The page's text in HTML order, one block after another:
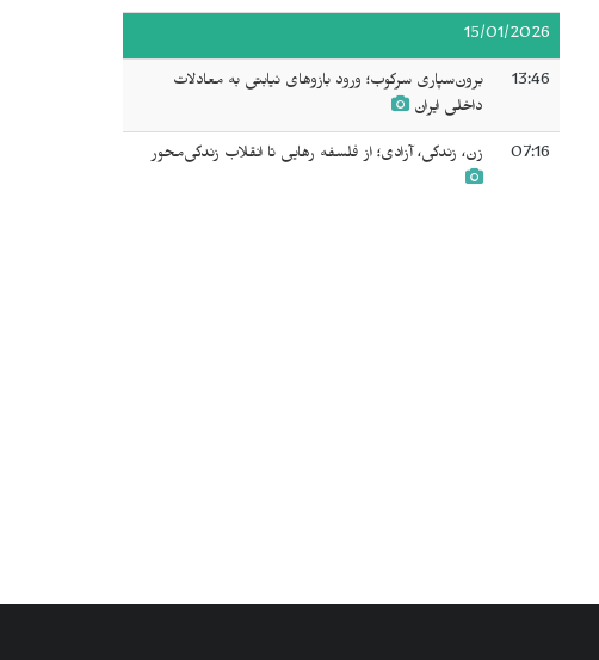
15/01/2026
13:46
برون‌سپاری سرکوب؛ ورود بازوهای نیابتی به معادلات
داخلی ایران
07:16 زن، زندگی، آزادی؛ از فلسفه رهایی تا انقلاب زندگی‌محور